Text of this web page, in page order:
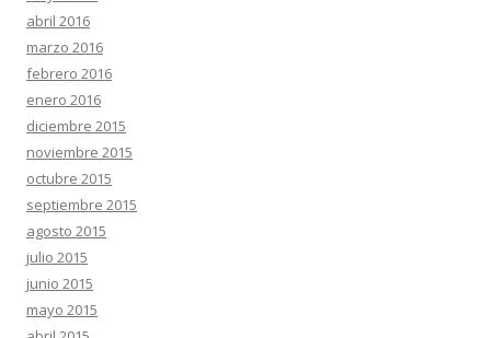
abril 2016
marzo 2016
febrero 2016
enero 2016
diciembre 2015
noviembre 2015
octubre 2015
septiembre 2015
agosto 2015
julio 2015
junio 2015
mayo 2015